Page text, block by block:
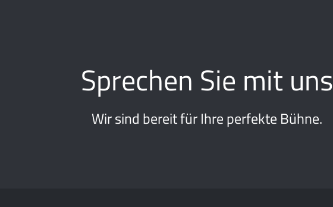
Sprechen Sie mit uns
Wir sind bereit für Ihre perfekte Bühne.